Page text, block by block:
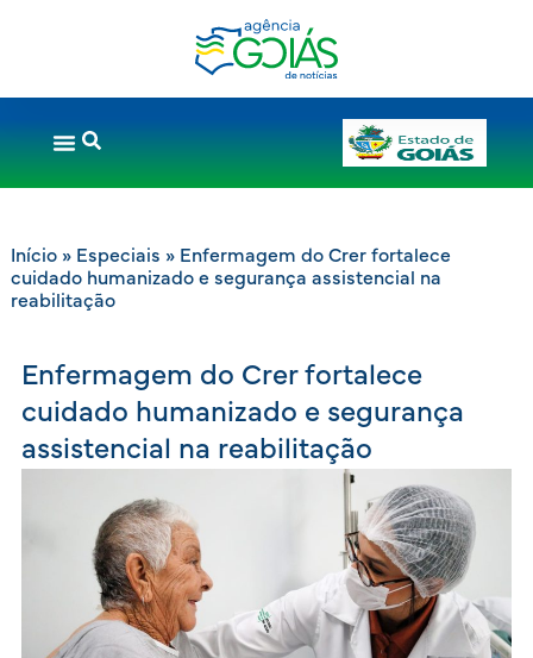
Início» Especiais » Enfermagem do Crer fortalece
cuidado humanizado e segurança assistencial na
reabilitação
Enfermagem do Crer fortalece
cuidado humanizado e segurança
assistencial na reabilitação